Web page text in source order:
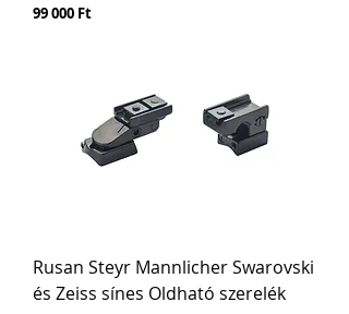
Ár
99 000 Ft
Rusan Steyr Mannlicher Swarovski
és Zeiss sínes Oldható szerelék